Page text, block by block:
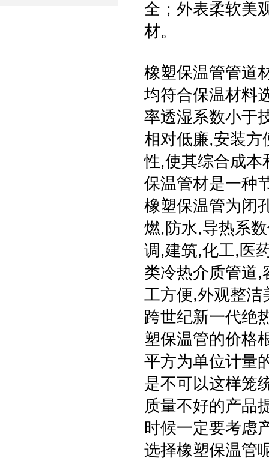
全；外表柔软美
材。
橡塑保温管管道
均符合保温材料
率透湿系数小于
相对低廉,安装方
性,使其综合成本
保温管材是一种
橡塑保温管为闭
燃,防水,导热系
调,建筑,化工,医
类冷热介质管道,
工方便,外观整洁
跨世纪新一代绝
塑保温管的价格
平方为单位计量
是不可以这样笼
质量不好的产品
时候一定要考虑
选择橡塑保温管